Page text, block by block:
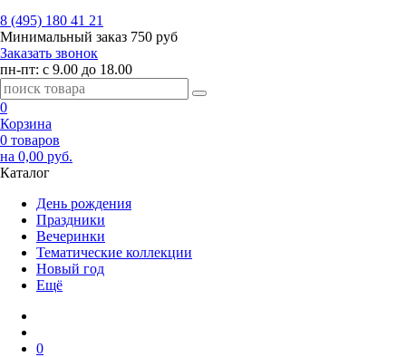
8 (495) 180 41 21
Минимальный заказ 750 руб
Заказать звонок
пн-пт: с 9.00 до 18.00
0
Корзина
0 товаров
на 0,00 руб.
Каталог
День рождения
Праздники
Вечеринки
Тематические коллекции
Новый год
Ещё
0